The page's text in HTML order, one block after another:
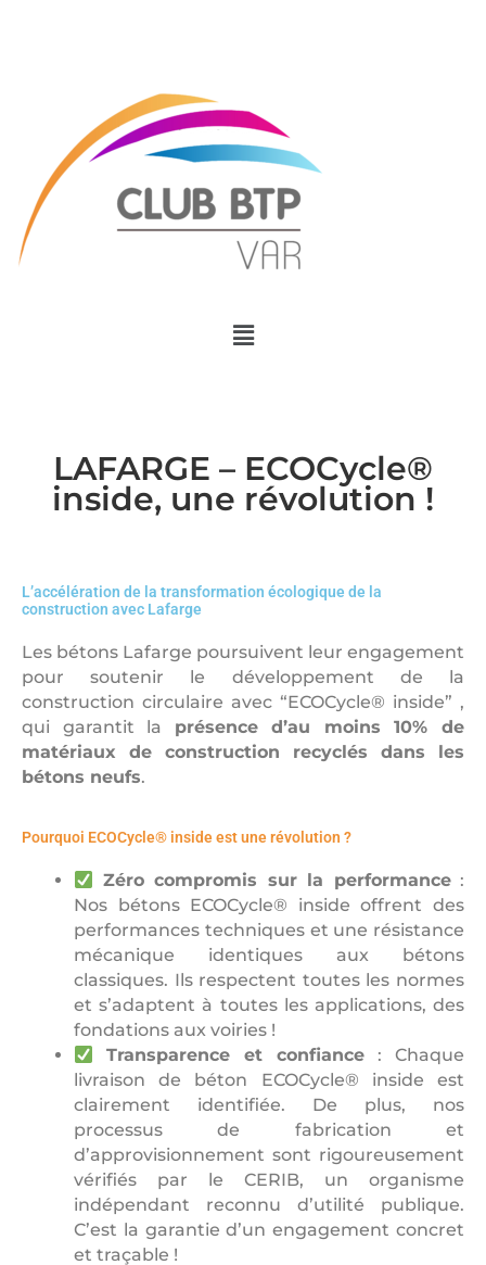
Menu
LAFARGE – ECOCycle®
inside, une révolution !
L’accélération de la transformation écologique de la
construction avec Lafarge
Les bétons Lafarge poursuivent leur engagement
pour soutenir le développement de la
construction circulaire avec “ECOCycle® inside” ,
qui garantit la présence d’au moins 10% de
matériaux de construction recyclés dans les
bétons neufs.
Pourquoi ECOCycle® inside est une révolution ?
Zéro compromis sur la performance:
Nos bétons ECOCycle® inside offrent des
performances techniques et une résistance
mécanique identiques aux bétons
classiques. Ils respectent toutes les normes
et s’adaptent à toutes les applications, des
fondations aux voiries !
Transparence et confiance : Chaque
livraison de béton ECOCycle® inside est
clairement identifiée. De plus, nos
processus de fabrication et
d’approvisionnement sont rigoureusement
vérifiés par le CERIB, un organisme
indépendant reconnu d’utilité publique.
C’est la garantie d’un engagement concret
et traçable !